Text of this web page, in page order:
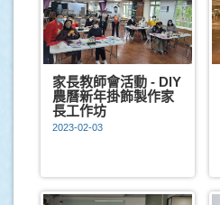
家長教師會活動 - DlY
農曆新年掛飾製作家
長工作坊
2023-02-03